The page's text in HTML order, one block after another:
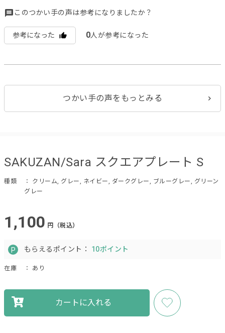
このつかい手の声は参考になりましたか？
参考になった 0人が参考になった
つかい手の声をもっとみる
SAKUZAN/Sara スクエアプレート S
種類
： クリーム, グレー, ネイビー, ダークグレー, ブルーグレー, グリーン
グレー
1,100 円（税込）
もらえるポイント： 10ポイント
在庫 ： あり
カートに入れる